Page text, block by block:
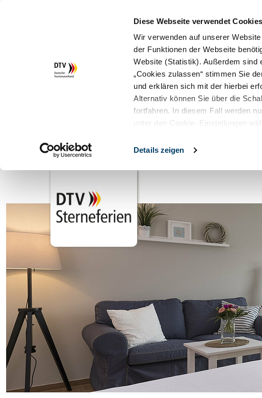
Diese Webseite verwendet Cookies
Wir verwenden auf unserer
der Funktionen der Webseite
Website (Statistik). Außerdem sind
„Cookies zulassen“ stimmen Sie
und erklären sich mit der hierbei
Alternativ können Sie über die
fortfahren. In diesem Fall werden
unter den Cookie- Einstellungen
Details zeigen